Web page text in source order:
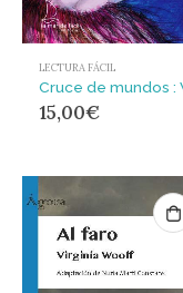
LECTURA FÁCIL
15,00€